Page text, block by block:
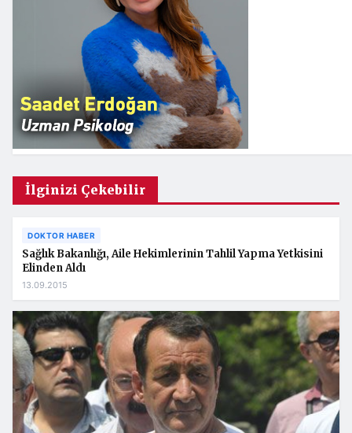
İlginizi Çekebilir
DOKTOR HABER
Sağlık Bakanlığı, Aile Hekimlerinin Tahlil Yapma Yetkisini
Elinden Aldı
13.09.2015